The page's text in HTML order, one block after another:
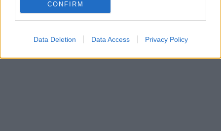
CONFIRM
Data Deletion Data Access Privacy Policy